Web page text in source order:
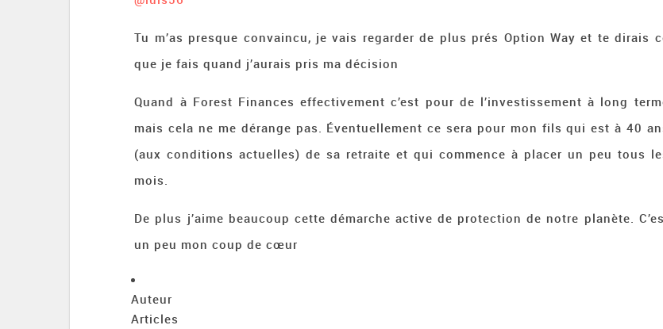
Tu m’as presque convaincu, je vais regarder de plus prés Option Way et te dirais
que je fais quand j’aurais pris ma décision
Quand à Forest Finances effectivement c’est pour de l’investissement à long
mais cela ne me dérange pas. Éventuellement ce sera pour mon fils qui est à 40
(aux conditions actuelles) de sa retraite et qui commence à placer un peu tous
mois.
De plus j’aime beaucoup cette démarche active de protection de notre planète.
un peu mon coup de cœur
Auteur
Articles